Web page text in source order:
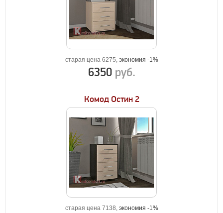
старая цена 6275, экономия -1%
6350 руб.
Комод Остин 2
старая цена 7138, экономия -1%